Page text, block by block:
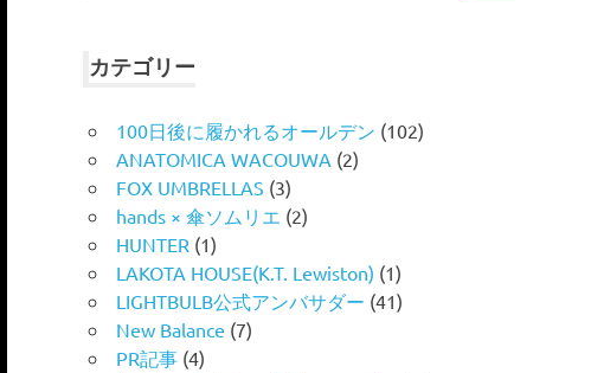
カテゴリー
100日後に履かれるオールデン (102)
ANATOMICA WACOUWA (2)
FOX UMBRELLAS (3)
hands × 傘ソムリエ (2)
HUNTER (1)
LAKOTA HOUSE(K.T. Lewiston) (1)
LIGHTBULB公式アンバサダー (41)
New Balance (7)
PR記事 (4)